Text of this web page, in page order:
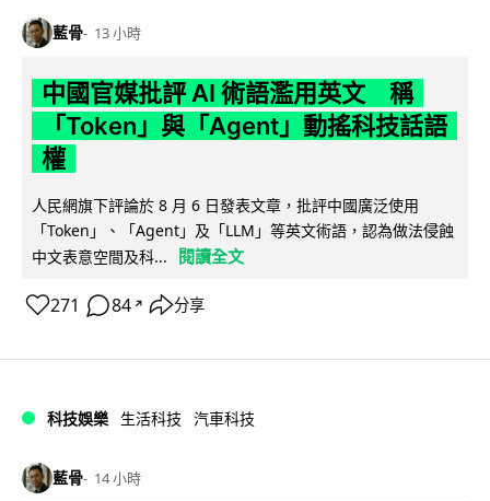
藍骨 13 小時
中國官媒批評 AI 術語濫用英文 稱
「Token」與「Agent」動搖科技話語
權
人民網旗下評論於 8 月 6 日發表文章，批評中國廣泛使用
「Token」、「Agent」及「LLM」等英文術語，認為做法侵蝕
中文表意空間及科...
閱讀全文
271 84 ↗ 分享
科技娛樂 生活科技 汽車科技
藍骨 14 小時